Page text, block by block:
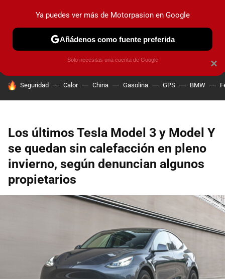
PRUEBAS COCHES ELÉCTRICOS OBSERVATORIO
HOY SE HABLA DE
Seguridad Calor China Gasolina GPS BMW
Los últimos Tesla Model 3 y Model Y
se quedan sin calefacción en pleno
invierno, según denuncian algunos
propietarios
×
Ya puedes ver más de Motorpasion en Google
Añádenos como fuente preferida
Solo necesitas una cuenta de Google